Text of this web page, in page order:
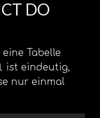
DO
Tabelle
ist eindeutig,
nur einmal